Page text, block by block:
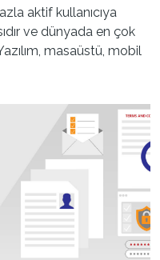
aktif kullanıcıya
ve dünyada en çok
masaüstü, mobil